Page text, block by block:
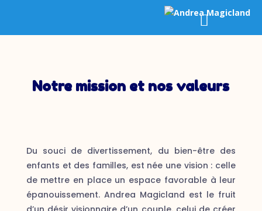
Notre mission et nos valeurs
Du souci de divertissement, du bien-être des
enfants et des familles, est née une vision : celle
de mettre en place un espace favorable à leur
épanouissement. Andrea Magicland est le fruit